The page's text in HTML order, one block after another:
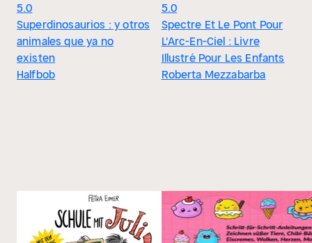
5.0
Superdinosaurios : y otros
animales que ya no
existen
Halfbob
5.0
Spectre Et Le Pont Pour
L'Arc-En-Ciel : Livre
Illustré Pour Les Enfants
Roberta Mezzabarba